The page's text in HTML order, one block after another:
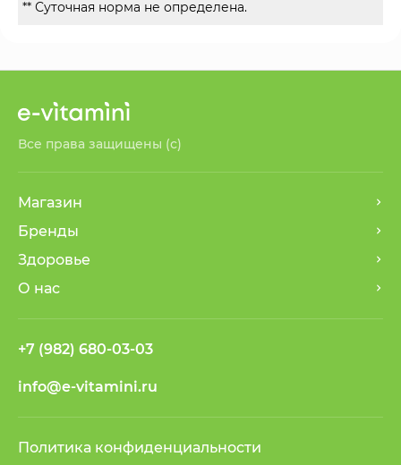
** Суточная норма не определена.
Все права защищены (с)
Магазин
Бренды
Здоровье
О нас
+7 (982) 680-03-03
info@e-vitamini.ru
Политика конфиденциальности